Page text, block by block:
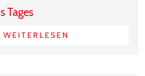
Tages
WEITERLESEN